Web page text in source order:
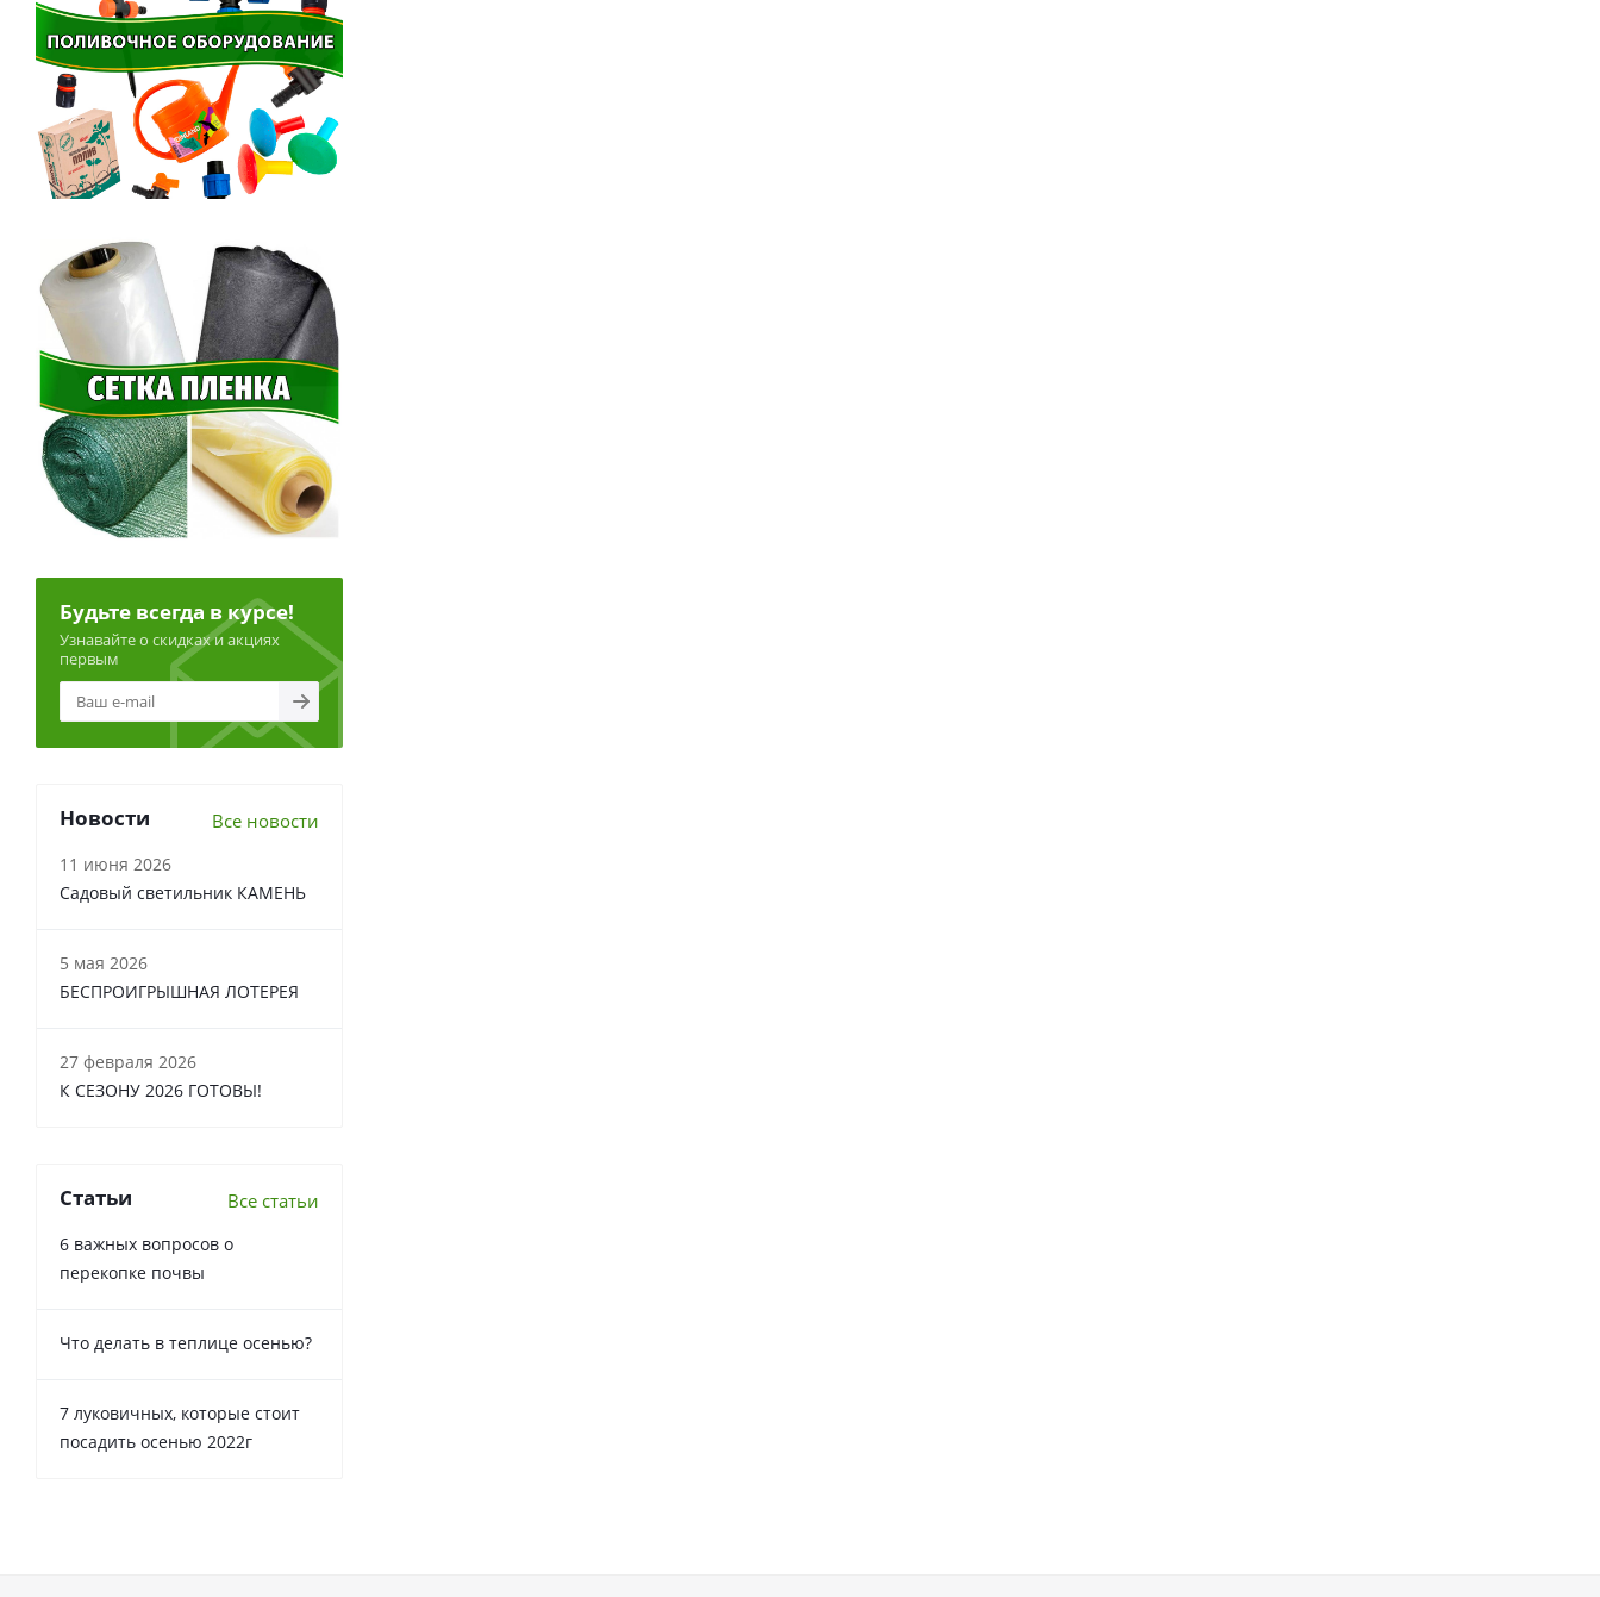
Будьте всегда в курсе!
Узнавайте о скидках и акциях
первым
Новости Все новости
11 июня 2026
Садовый светильник КАМЕНЬ
5 мая 2026
БЕСПРОИГРЫШНАЯ ЛОТЕРЕЯ
27 февраля 2026
К СЕЗОНУ 2026 ГОТОВЫ!
Статьи Все статьи
6 важных вопросов о
перекопке почвы
Что делать в теплице осенью?
7 луковичных, которые стоит
посадить осенью 2022г